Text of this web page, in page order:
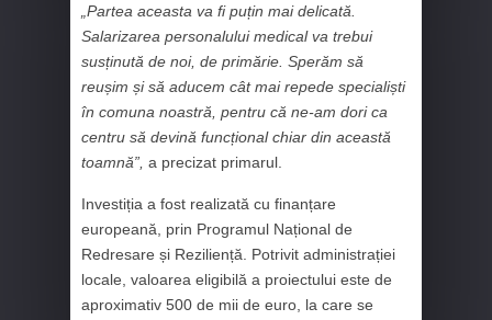
„Partea aceasta va fi puțin mai delicată.
Salarizarea personalului medical va trebui
susținută de noi, de primărie. Sperăm să
reușim și să aducem cât mai repede specialiști
în comuna noastră, pentru că ne-am dori ca
centru să devină funcțional chiar din această
toamnă”, a precizat primarul.
Investiția a fost realizată cu finanțare
europeană, prin Programul Național de
Redresare și Reziliență. Potrivit administrației
locale, valoarea eligibilă a proiectului este de
aproximativ 500 de mii de euro, la care se